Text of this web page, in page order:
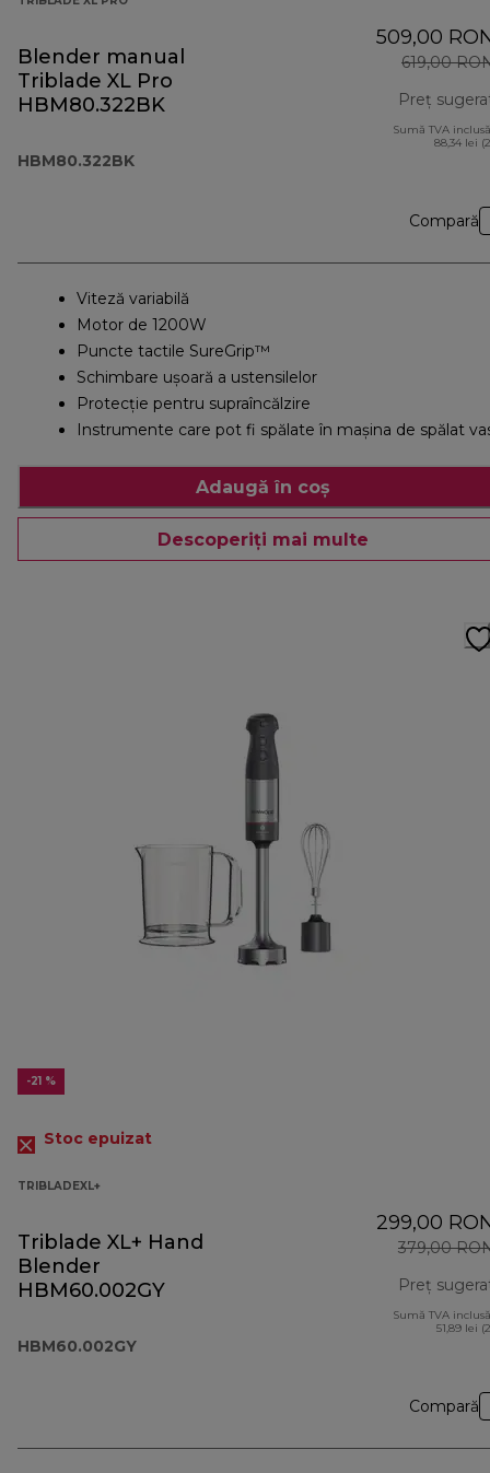
Blender manual
Triblade XL Pro
HBM80.322BK
HBM80.322BK
509,00
619,00
Preț
Sumă TVA
88,34 lei
Compară
Viteză variabilă
Motor de 1200W
Puncte tactile SureGrip™
Schimbare ușoară a ustensilelor
Protecție pentru supraîncălzire
Instrumente care pot fi spălate în maşina de spălat
Adaugă în coș
Descoperiți mai multe
-21 %
Stoc epuizat
TRIBLADEXL+
Triblade XL+ Hand
Blender
HBM60.002GY
HBM60.002GY
299,00
379,00
Preț
Sumă TVA
51,89 lei
Compară